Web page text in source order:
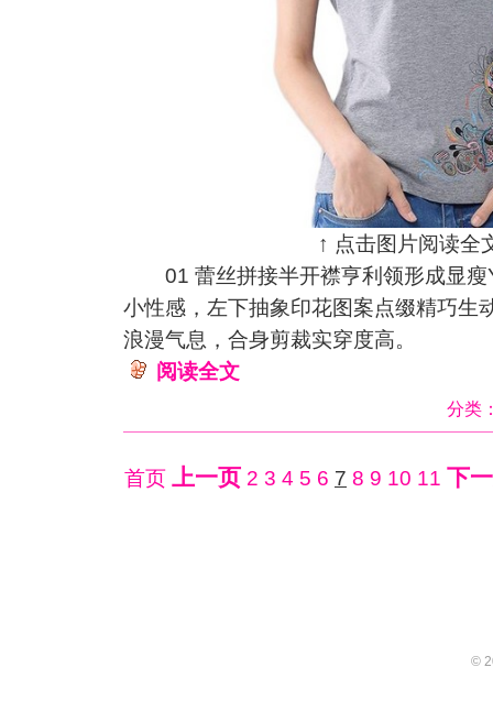
↑ 点击图片阅读全
01 蕾丝拼接半开襟亨利领形成显瘦
小性感，左下抽象印花图案点缀精巧生
浪漫气息，合身剪裁实穿度高。
阅读全文
分类
首页 上一页 2 3 4 5 6 7 8 9 10 11 下
©